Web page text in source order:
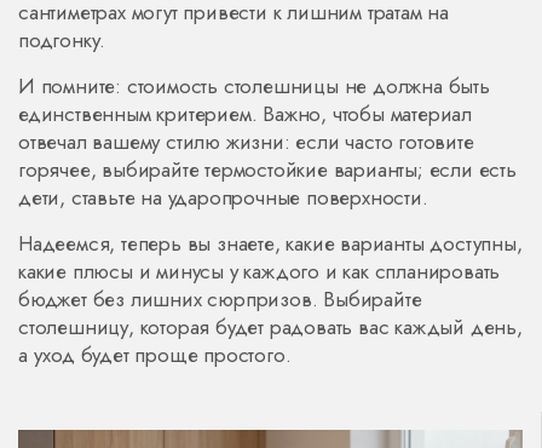
сантиметрах могут привести к лишним тратам на
подгонку.
И помните: стоимость столешницы не должна быть
единственным критерием. Важно, чтобы материал
отвечал вашему стилю жизни: если часто готовите
горячее, выбирайте термостойкие варианты; если есть
дети, ставьте на ударопрочные поверхности.
Надеемся, теперь вы знаете, какие варианты доступны,
какие плюсы и минусы у каждого и как спланировать
бюджет без лишних сюрпризов. Выбирайте
столешницу, которая будет радовать вас каждый день,
а уход будет проще простого.